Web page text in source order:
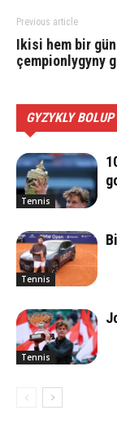
Previous article
Ikisi hem bir
çempionlygyny
GYZYKLY
Tennis
Tennis
Tennis